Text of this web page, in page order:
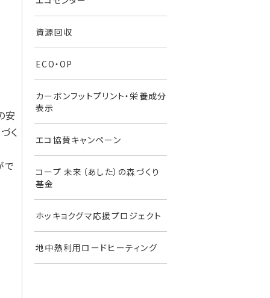
安
く
で
資源回収
ECO・OP
カーボンフットプリント・栄養成分
表示
エコ協賛キャンペーン
コープ 未来（あした）の森づくり
基金
ホッキョクグマ応援プロジェクト
地中熱利用ロードヒーティング